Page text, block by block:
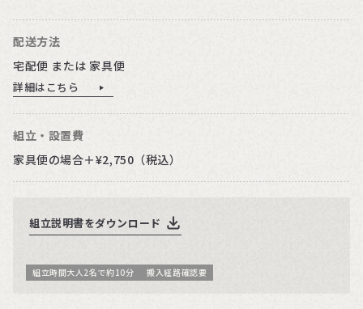
配送方法
宅配便 または 家具便
詳細はこちら
組立・設置費
家具便の場合＋¥2,750（税込）
組立説明書をダウンロード
組立時間大人2名で約10分 搬入経路確認要